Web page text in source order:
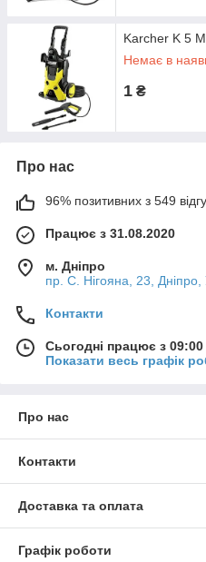
Karcher K 5
Немає в
1 ₴
Про нас
96% позитивних з 549
Працює з 31.08.2020
м. Дніпро
пр. С. Нігояна, 23, Дніпро,
Контакти
Сьогодні працює з
Показати весь графік
Про нас
Контакти
Доставка та оплата
Графік роботи